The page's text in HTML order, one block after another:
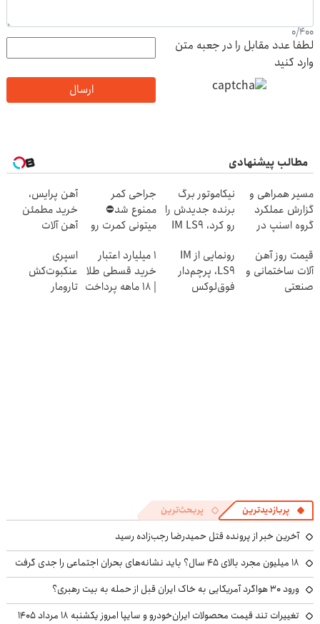
0/400
لطفا عدد مقابل را در جعبه متن
وارد کنید
ارسال
مطالب پیشنهادی
مسیر همراهی و
گزارش عملکرد
گروه اسنپ در
نیکاموتور برگ
برنده جدیدش را
رو کرد، IM LS9
ایران شد
جراحی کمر
ممنوع شد⛔
میتونی کمرت رو
کنی! 👈🏻
پرسش‌نامه
آهن پرایس،
خرید مطمئن
آهن آلات
قیمت روز آهن
آلات ساختمانی و
صنعتی
رونمایی از IM
LS9، پرچم‌دار
فوق‌لوکس
۱ میلیارد اعتبار
خرید قسطی طلا
| ۱۸ ماهه پرداخت
اسپری
عنکبوت‌‌کش
تارومار
پربازدیدترین پربحث‌ترین
آخرین خبر از پرونده قتل حمیدرضا رجب‌زاده رسید
۱۸ میلیون مجرد بالای ۴۵ سال؟ باید نشانه‌های بحران اجتماعی را جدی گرفت
ورود ۳۰ هواگرد آمریکایی به خاک ایران قبل از حمله به بیت رهبری؟
تغییرات تند قیمت محصولات ایران‌خودرو و سایپا امروز یکشنبه ۱۸ مرداد ۱۴۰۵